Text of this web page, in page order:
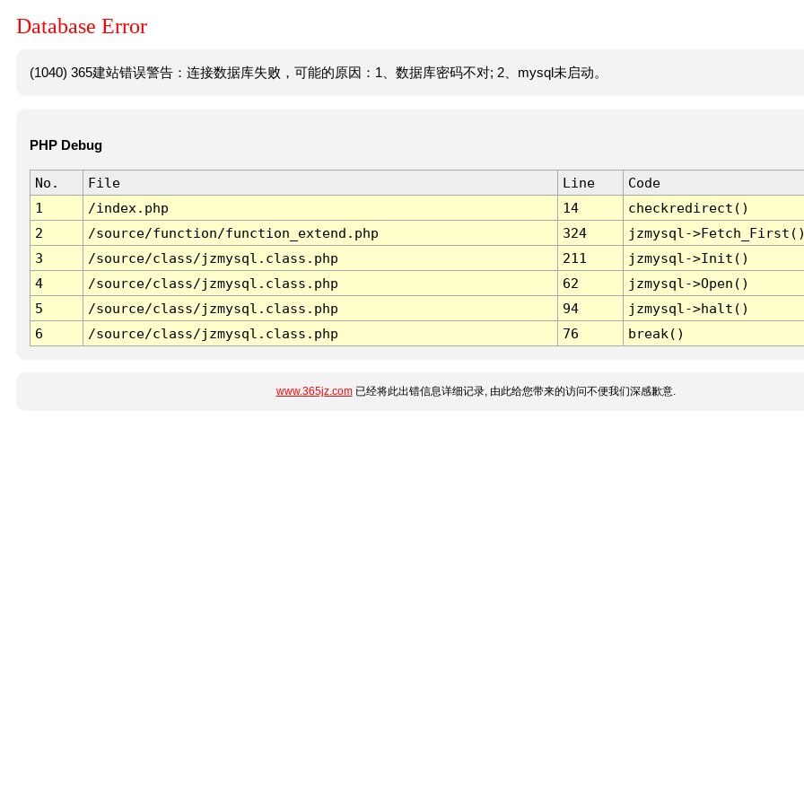
Database Error
(1040) 365建站错误警告：连接数据库失败，可能的原因：1、数据库密码不对; 2、mysql未启动。
PHP Debug
No. File Line
Code
1
/index.php 14
checkredirect()
2
/source/function/function_extend.php 324
jzmysql-
3
/source/class/jzmysql.class.php 211
jzmysql->Init()
4
/source/class/jzmysql.class.php 62
jzmysql->Open()
5
/source/class/jzmysql.class.php 94
jzmysql->halt()
6
/source/class/jzmysql.class.php 76 break()
www.365jz.com已经将此出错信息详细记录, 由此给您带来的访问不便我们深感歉意.